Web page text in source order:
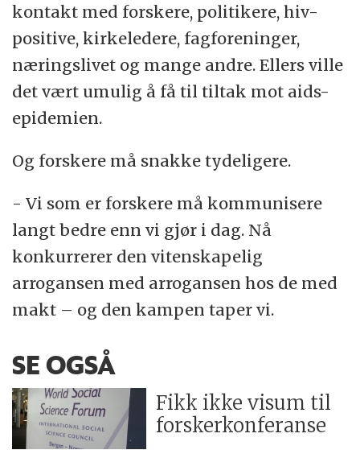
kontakt med forskere, politikere, hiv-
positive, kirkeledere, fagforeninger,
næringslivet og mange andre. Ellers ville
det vært umulig å få til tiltak mot aids-
epidemien.
Og forskere må snakke tydeligere.
- Vi som er forskere må kommunisere
langt bedre enn vi gjør i dag. Nå
konkurrerer den vitenskapelig
arrogansen med arrogansen hos de med
makt – og den kampen taper vi.
SE OGSÅ
Fikk ikke visum til
forskerkonferanse